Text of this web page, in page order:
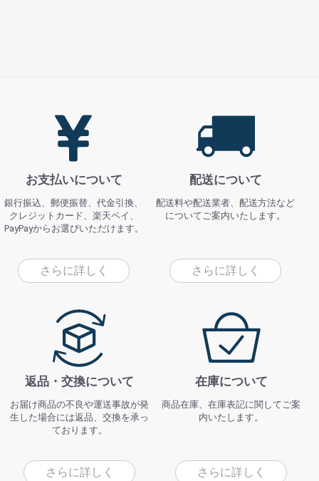
お支払いについて
銀行振込、郵便振替、代金引換、
クレジットカード、楽天ペイ、
PayPayからお選びいただけます。
さらに詳しく
配送について
配送料や配送業者、配送方法など
についてご案内いたします。
さらに詳しく
返品・交換について
お届け商品の不良や運送事故が発
生した場合には返品、交換を承っ
ております。
さらに詳しく
在庫について
商品在庫、在庫表記に関してご案
内いたします。
さらに詳しく